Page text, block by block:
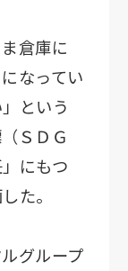
倉庫に
なってい
という
ＳＤＧ
にもつ
た。
グループ